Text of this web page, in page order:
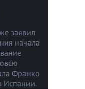
заявил
начала
Франко
Испании.